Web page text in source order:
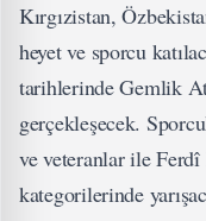
Kırgızistan,
heyet ve sporcu
tarihlerinde Gemlik
gerçekleşecek.
ve veteranlar ile
kategorilerinde